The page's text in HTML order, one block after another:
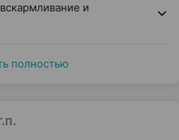
и
полностью